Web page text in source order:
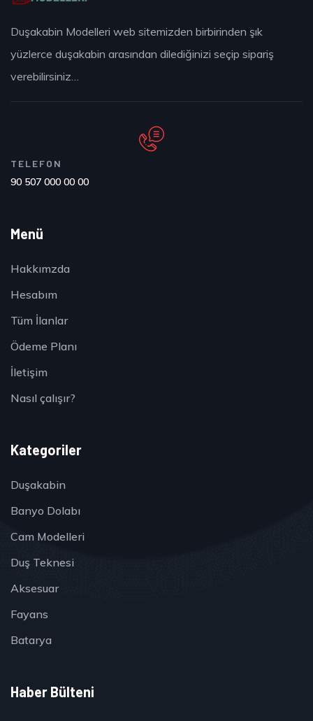
Duşakabin Modelleri web sitemizden birbirinden şık
yüzlerce duşakabin arasından dilediğinizi seçip sipariş
verebilirsiniz…
TELEFON
90 507 000 00 00
Menü
Hakkımzda
Hesabım
Tüm İlanlar
Ödeme Planı
İletişim
Nasıl çalışır?
Kategoriler
Duşakabin
Banyo Dolabı
Cam Modelleri
Duş Teknesi
Aksesuar
Fayans
Batarya
Haber Bülteni